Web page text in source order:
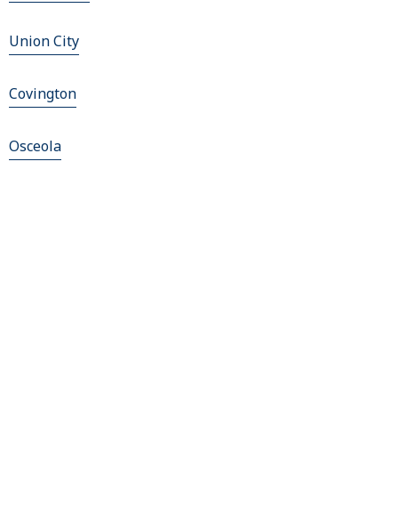
Union City
Covington
Osceola